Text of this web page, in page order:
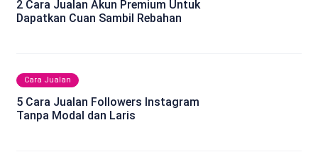
2 Cara Jualan Akun Premium Untuk
Dapatkan Cuan Sambil Rebahan
Cara Jualan
5 Cara Jualan Followers Instagram
Tanpa Modal dan Laris